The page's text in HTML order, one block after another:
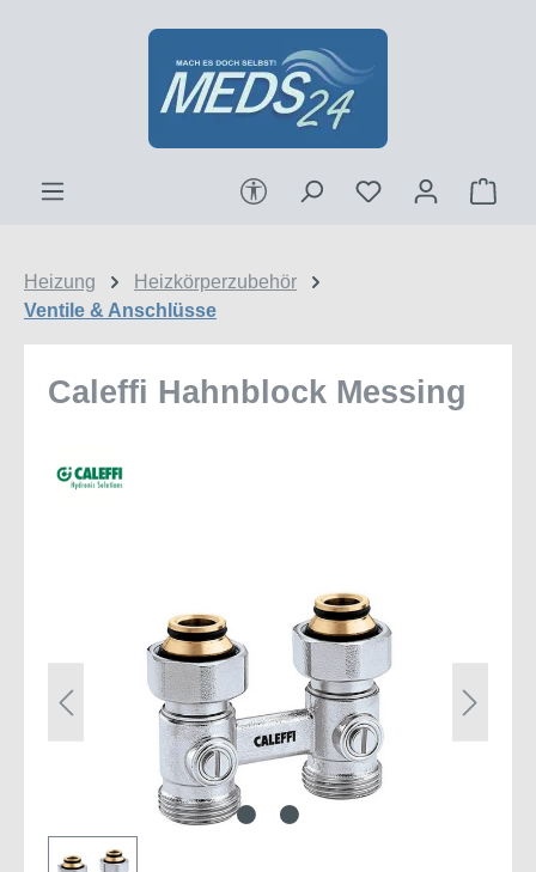
Zum Hauptinhalt springen
Werkzeugleiste anzeigen
Heizung
Heizkörperzubehör
Ventile & Anschlüsse
Caleffi Hahnblock Messing